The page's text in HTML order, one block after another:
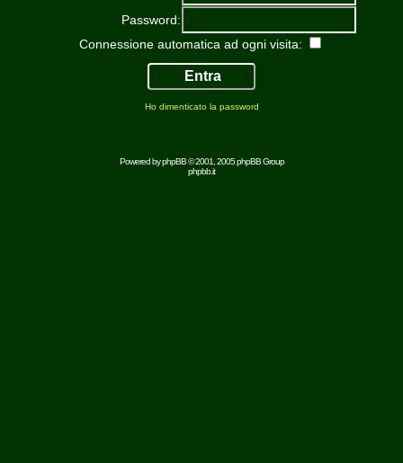
Password:
Connessione automatica ad ogni visita:
Ho dimenticato la password
Powered byphpBB© 2001, 2005 phpBB Group
phpbb.it